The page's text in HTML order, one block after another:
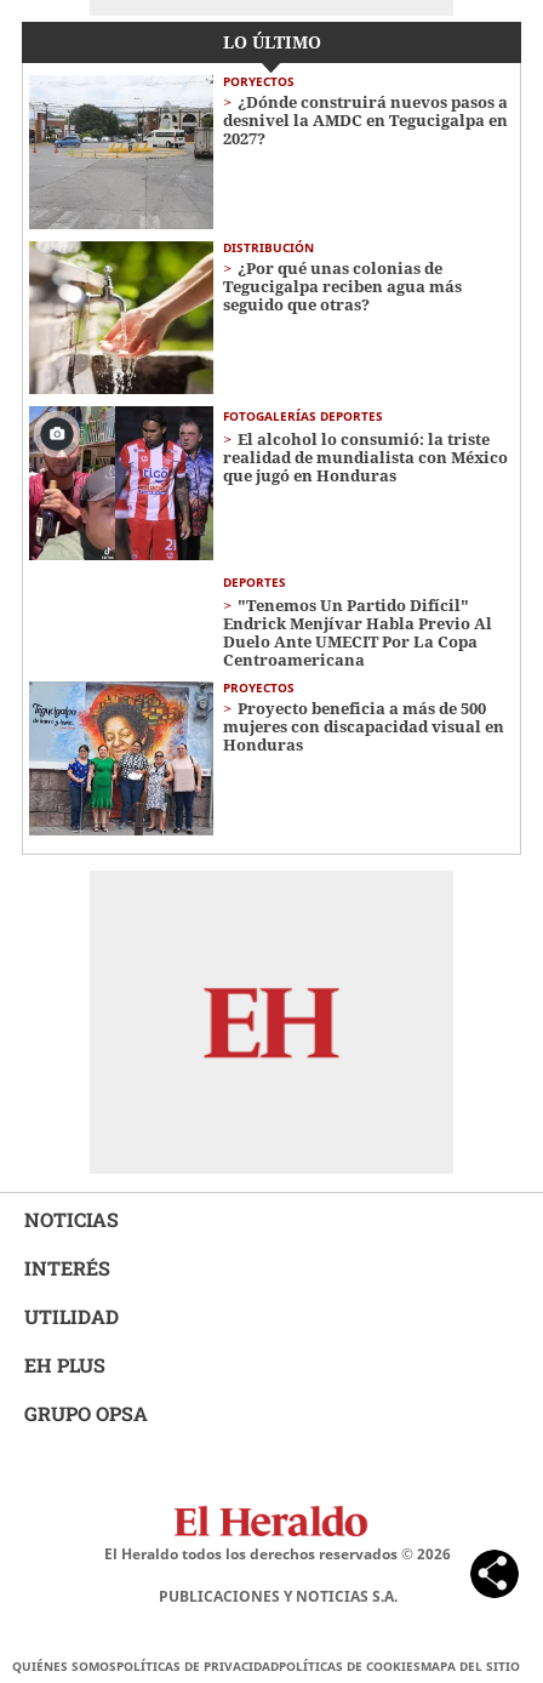
LO ÚLTIMO
PORYECTOS
¿Dónde construirá nuevos pasos a
desnivel la AMDC en Tegucigalpa en
2027?
DISTRIBUCIÓN
¿Por qué unas colonias de
Tegucigalpa reciben agua más
seguido que otras?
FOTOGALERÍAS DEPORTES
El alcohol lo consumió: la triste
realidad de mundialista con México
que jugó en Honduras
DEPORTES
"Tenemos Un Partido Difícil"
Endrick Menjívar Habla Previo Al
Duelo Ante UMECIT Por La Copa
Centroamericana
PROYECTOS
Proyecto beneficia a más de 500
mujeres con discapacidad visual en
Honduras
NOTICIAS
INTERÉS
UTILIDAD
EH PLUS
GRUPO OPSA
El Heraldo todos los derechos reservados ©2026
PUBLICACIONES Y NOTICIAS S.A.
QUIÉNES SOMOSPOLÍTICAS DE PRIVACIDADPOLÍTICAS DE COOKIESMAPA DEL SITIO